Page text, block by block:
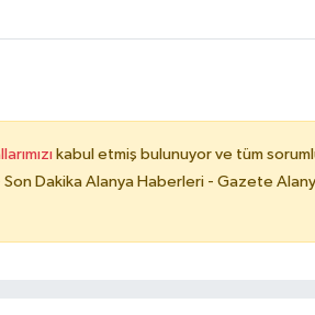
kabul etmiş bulunuyor ve tüm
Dakika Alanya Haberleri - Gazete